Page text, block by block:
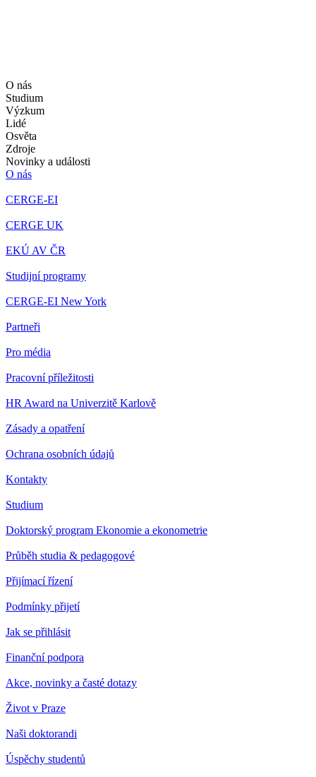
O nás
Studium
Výzkum
Lidé
Osvěta
Zdroje
Novinky a události
O nás
CERGE-EI
CERGE UK
EKÚ AV ČR
Studijní programy
CERGE-EI New York
Partneři
Pro média
Pracovní příležitosti
HR Award na Univerzitě Karlově
Zásady a opatření
Ochrana osobních údajů
Kontakty
Studium
Doktorský program Ekonomie a ekonometrie
Průběh studia & pedagogové
Přijímací řízení
Podmínky přijetí
Jak se přihlásit
Finanční podpora
Akce, novinky a časté dotazy
Život v Praze
Naši doktorandi
Úspěchy studentů